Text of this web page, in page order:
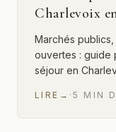
Charlevoix
Marchés
ouvertes : guide
séjour en
LIRE → ·5 MIN